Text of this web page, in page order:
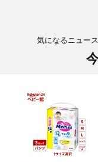
気になるニュー